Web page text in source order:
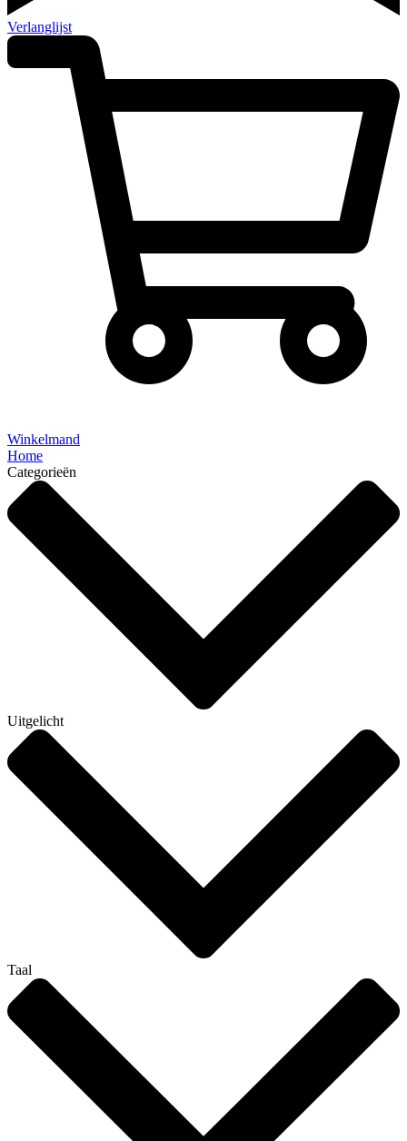
Verlanglijst
Winkelmand
Home
Categorieën
Uitgelicht
Taal